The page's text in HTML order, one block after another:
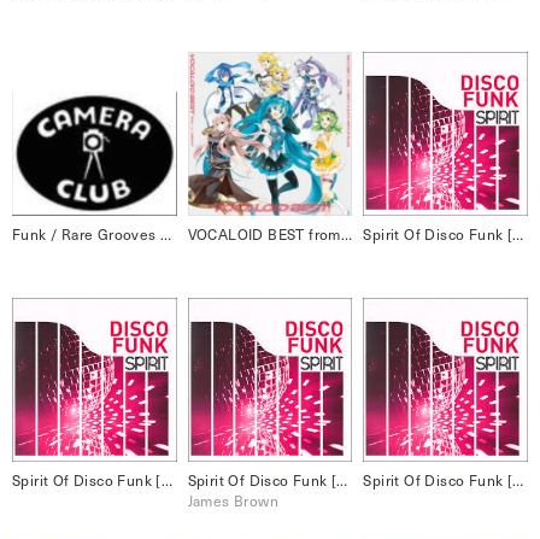
Funk / Rare Grooves Funk Fiction 4 VOCALOID BEST from ニコニコ動画 (あお) Spirit Of Disco Funk [Disc 2] Disco
Spirit Of Disco Funk [Disc 4] Disco
Spirit Of Disco Funk [Disc 3] Funk
James Brown
Spirit Of Disco Funk [Disc 1] Funk